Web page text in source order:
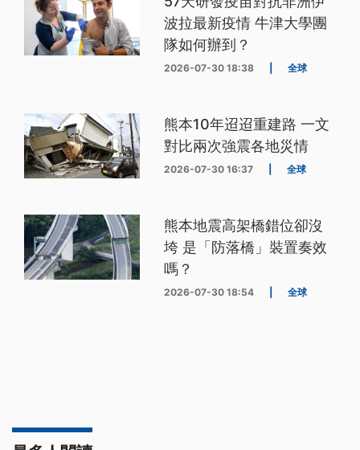
波拉最新疫情 牛津大學團
隊如何辦到？
2026-07-30 18:38 全球
熊本10年迢迢重建路 一文
對比兩次強震各地災情
2026-07-30 16:37 全球
熊本地震高架橋錯位卻沒
垮 是「防落橋」裝置奏效
嗎？
2026-07-30 18:54 全球